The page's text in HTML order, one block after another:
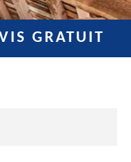
GRATUIT